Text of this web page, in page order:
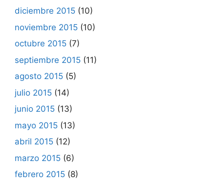
diciembre 2015 (10)
noviembre 2015 (10)
octubre 2015 (7)
septiembre 2015 (11)
agosto 2015 (5)
julio 2015 (14)
junio 2015 (13)
mayo 2015 (13)
abril 2015 (12)
marzo 2015 (6)
febrero 2015 (8)